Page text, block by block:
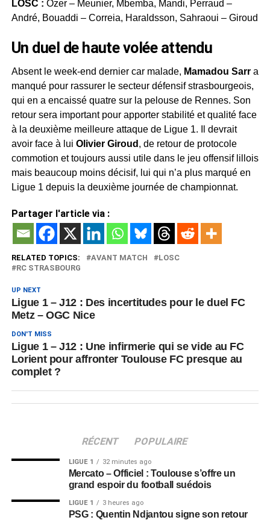
LOSC : Özer – Meunier, Mbemba, Mandi, Perraud –
André, Bouaddi – Correia, Haraldsson, Sahraoui – Giroud
Un duel de haute volée attendu
Absent le week-end dernier car malade, Mamadou Sarr a
manqué pour rassurer le secteur défensif strasbourgeois,
qui en a encaissé quatre sur la pelouse de Rennes. Son
retour sera important pour apporter stabilité et qualité face
à la deuxième meilleure attaque de Ligue 1. Il devrait
avoir face à lui Olivier Giroud , de retour de protocole
commotion et toujours aussi utile dans le jeu offensif lillois
mais beaucoup moins décisif, lui qui n’a plus marqué en
Ligue 1 depuis la deuxième journée de championnat.
Partager l'article via :
RELATED TOPICS: AVANT MATCH
LOSC
RC STRASBOURG
UP NEXT
Ligue 1 – J12 : Des incertitudes pour le duel FC
Metz – OGC Nice
DON'T MISS
Ligue 1 – J12 : Une infirmerie qui se vide au FC
Lorient pour affronter Toulouse FC presque au
complet ?
RÉCENT POPULAIRE
LIGUE 1 32 minutes ago
Mercato – Officiel : Toulouse s’offre un
grand espoir du football suédois
LIGUE 1 3 heures ago
PSG : Quentin Ndjantou signe son retour